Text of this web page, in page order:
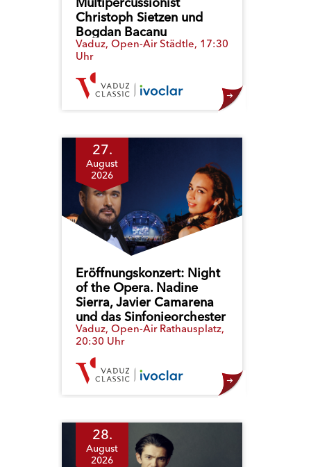
Christoph Sietzen und
Bogdan Bacanu
Vaduz, Open-Air Städtle, 17:30
Uhr
27.
August
2026
Eröffnungskonzert: Night
of the Opera. Nadine
Sierra, Javier Camarena
und das Sinfonieorchester
Liechtenstein
Vaduz, Open-Air Rathausplatz,
20:30 Uhr
28.
August
2026